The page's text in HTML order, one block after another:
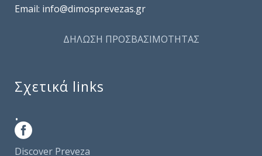
Email: info@dimosprevezas.gr
ΔΗΛΩΣΗ ΠΡΟΣΒΑΣΙΜΟΤΗΤΑΣ
Σχετικά links
.
Discover Preveza